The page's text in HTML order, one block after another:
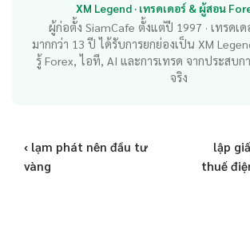
XM Legend · เทรดเดอร์ & ผู้สอน
ผู้ก่อตั้ง SiamCafe ตั้งแต่ปี 1997 · เทรดเด
มากกว่า 13 ปี ได้รับการยกย่องเป็น XM
รู้ Forex, ไอที, AI และการเทรด จากประสบก
จริง
‹ lạm phát nên đầu tư
vàng
lập
thuế